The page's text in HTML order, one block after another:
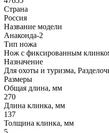
Страна
Россия
Название модели
Анаконда-2
Тип ножа
Нож с фиксированным
Назначение
Для охоты и туризма,
Размеры
Общая длина, мм
270
Длина клинка, мм
137
Толщина клинка, мм